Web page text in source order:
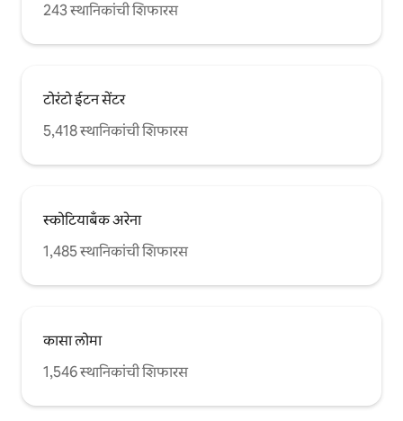
243 स्थानिकांची शिफारस
टोरंटो ईटन सेंटर
5,418 स्थानिकांची शिफारस
स्कोटियाबँक अरेना
1,485 स्थानिकांची शिफारस
कासा लोमा
1,546 स्थानिकांची शिफारस